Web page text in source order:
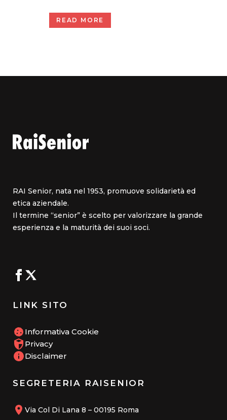
READ MORE
RAI Senior, nata nel 1953, promuove solidarietà ed
etica aziendale.
Il termine “senior” è scelto per valorizzare la grande
esperienza e la maturità dei suoi soci.
LINK SITO
Informativa Cookie
Privacy
Disclaimer
SEGRETERIA RAISENIOR
Via Col Di Lana 8 – 00195 Roma